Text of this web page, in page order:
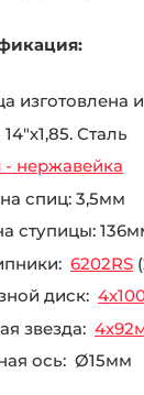
изготовлена
Сталь
нержавейка
спиц: 3,5мм
ступицы:
6202RS
диск:
звезда:
ось: Ø15мм